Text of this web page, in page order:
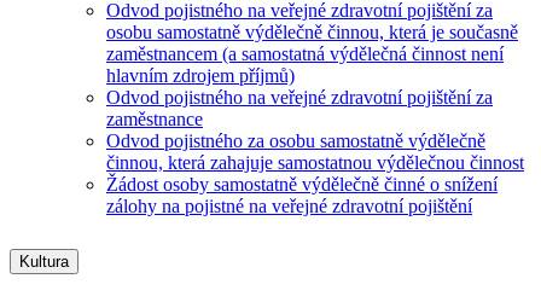
Odvod pojistného na veřejné zdravotní pojištění za
osobu samostatně výdělečně činnou, která je současně
zaměstnancem (a samostatná výdělečná činnost není
hlavním zdrojem příjmů)
Odvod pojistného na veřejné zdravotní pojištění za
zaměstnance
Odvod pojistného za osobu samostatně výdělečně
činnou, která zahajuje samostatnou výdělečnou činnost
Žádost osoby samostatně výdělečně činné o snížení
zálohy na pojistné na veřejné zdravotní pojištění
Kultura